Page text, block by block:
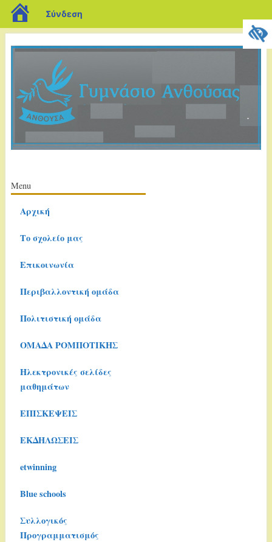
blogs.sch.gr
Σύνδεση
Κύριο μενού
Μετάβαση
περιεχόμενο
Menu
Αρχική
Το σχολείο μας
Επικοινωνία
Περιβαλλοντική ομάδα
Πολιτιστική ομάδα
ΟΜΑΔΑ ΡΟΜΠΟΤΙΚΗΣ
Ηλεκτρονικές σελίδες
μαθημάτων
ΕΠΙΣΚΕΨΕΙΣ
ΕΚΔΗΛΩΣΕΙΣ
etwinning
Blue schools
Συλλογικός
Προγραμματισμός